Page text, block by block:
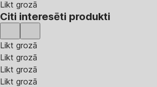
Likt grozā
Citi interesēti produkti
Likt grozā
Likt grozā
Likt grozā
Likt grozā